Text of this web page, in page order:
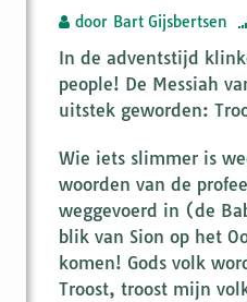
door Bart Gijsbertsen
In de adventstijd
people! De Messiah
uitstek geworden:
Wie iets slimmer is
woorden van de
weggevoerd in (de
blik van Sion op het
komen! Gods volk
Troost, troost mijn